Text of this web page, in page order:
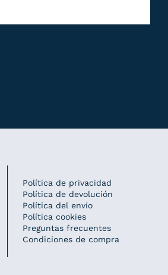
Política de privacidad
Política de devolución
Política del envío
Política cookies
Preguntas frecuentes
Condiciones de compra